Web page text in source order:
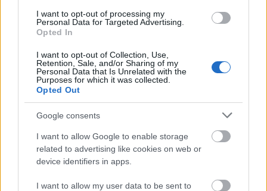
I want to opt-out of processing my
Personal Data for Targeted Advertising.
Opted In
I want to opt-out of Collection, Use,
Retention, Sale, and/or Sharing of my
Personal Data that Is Unrelated with the
Purposes for which it was collected.
Opted Out
Google consents
I want to allow Google to enable storage
related to advertising like cookies on web or
device identifiers in apps.
I want to allow my user data to be sent to
korrupciós botrányokat feltáró máltai újságírónőt,
Daphne Caruana Galiziát. A máltai újságírónő volt
az, aki nyilvánosságra hozta, hogy Joseph Muscat
azerbajdzsáni vezetőktől. Ezután a korrupciós
botrányba…